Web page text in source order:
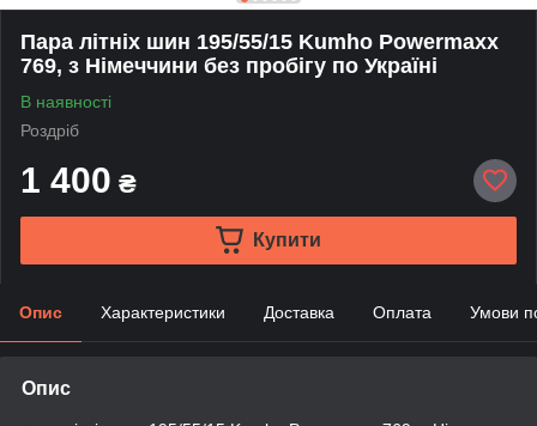
Пара літніх шин 195/55/15 Kumho Powermaxx
769, з Німеччини без пробігу по Україні
В наявності
Роздріб
1 400 ₴
Купити
Опис Характеристики Доставка Оплата Умови
Опис